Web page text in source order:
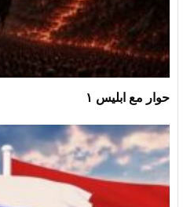
حوار مع ابليس ١